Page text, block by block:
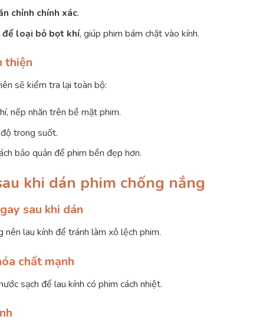
chỉnh chính xác.
để loại bỏ bọt khí, giúp phim bám chặt vào kính.
thiện
sẽ kiểm tra lại toàn bộ:
nếp nhăn trên bề mặt phim.
trong suốt.
bảo quản để phim bền đẹp hơn.
khi dán phim chống nắng
sau khi dán
lau kính để tránh làm xô lệch phim.
chất mạnh
sạch để lau kính có phim cách nhiệt.